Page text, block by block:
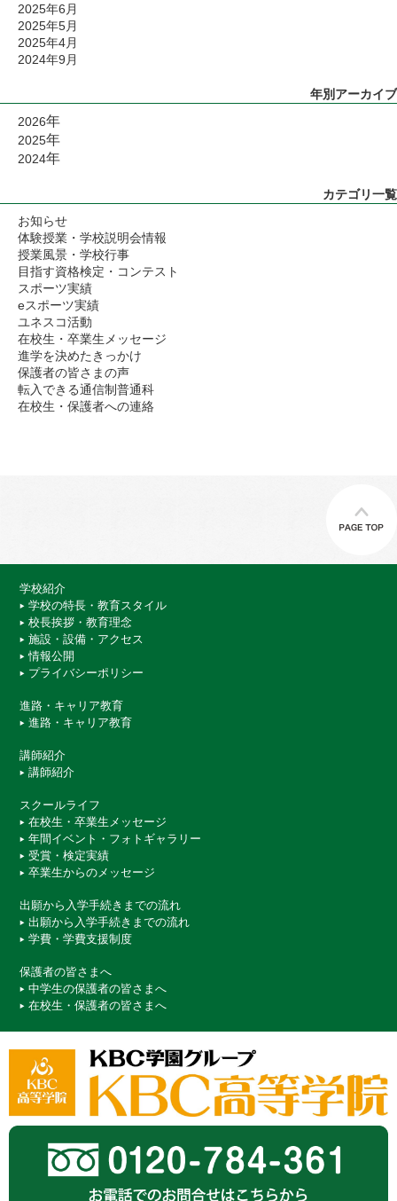
2025年6月
2025年5月
2025年4月
2024年9月
年別アーカイブ
2026年
2025年
2024年
カテゴリ一覧
お知らせ
体験授業・学校説明会情報
授業風景・学校行事
目指す資格検定・コンテスト
スポーツ実績
eスポーツ実績
ユネスコ活動
在校生・卒業生メッセージ
進学を決めたきっかけ
保護者の皆さまの声
転入できる通信制普通科
在校生・保護者への連絡
学校紹介
学校の特長・教育スタイル
校長挨拶・教育理念
施設・設備・アクセス
情報公開
プライバシーポリシー
進路・キャリア教育
進路・キャリア教育
講師紹介
講師紹介
スクールライフ
在校生・卒業生メッセージ
年間イベント・フォトギャラリー
受賞・検定実績
卒業生からのメッセージ
出願から入学手続きまでの流れ
出願から入学手続きまでの流れ
学費・学費支援制度
保護者の皆さまへ
中学生の保護者の皆さまへ
在校生・保護者の皆さまへ